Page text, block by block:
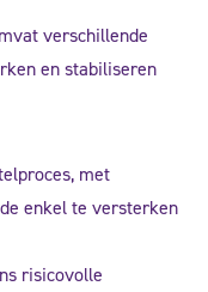
verschillende
en stabiliseren
met
enkel te versterken
risicovolle